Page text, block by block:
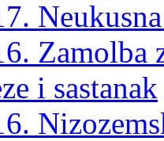
Zamolba
i sastanak